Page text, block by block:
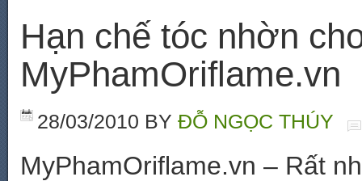
Hạn chế tóc nhờn
MyPhamOriflame.vn
28/03/2010 BY ĐỖ NGỌC THÚY
MyPhamOriflame.vn – Rất